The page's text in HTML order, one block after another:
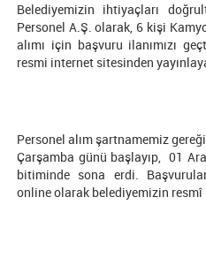
Belediyemizin ihtiyaçları
Personel A.Ş. olarak, 6 kişi
alımı için başvuru ilanımızı
resmi internet sitesinden
Personel alım şartnamemiz
Çarşamba günü başlayıp, 01
bitiminde sona erdi.
online olarak belediyemizin resmî